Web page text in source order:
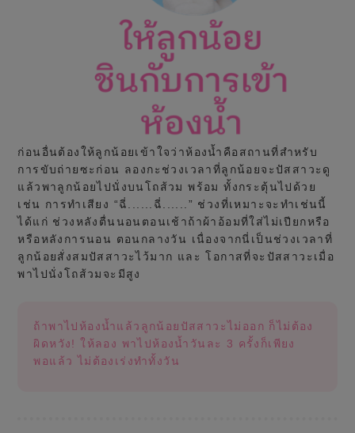
ก่อนอื่นต้องให้ลูกน้อยเข้าใจว่าห้องน้ำคือสถานที่สำหรับ
การขับถ่ายซะก่อน ลองกะช่วงเวลาที่ลูกน้อยจะปัสสาวะดู
แล้วพาลูกน้อยไปนั่งบนโถส้วม พร้อม ทั้งกระตุ้นไปด้วย
เช่น การทำเสียง “ฉี่......ฉี่......” ช่วงที่เหมาะจะทำเช่นนี้
ได้แก่ ช่วงหลังตื่นนอนตอนเช้าถ้าผ้าอ้อมที่ใส่ไม่เปียกหรือ
หรือหลังการนอน ตอนกลางวัน เนื่องจากนี่เป็นช่วงเวลาที่
ลูกน้อยสั่งสมปัสสาวะไว้มาก และ โอกาสที่จะปัสสาวะเมื่อ
พาไปนั่งโถส้วมจะมีสูง
ถ้าพาไปห้องน้ำแล้วลูกน้อยปัสสาวะไม่ออก ก็ไม่ต้อง
ผิดหวัง! ให้ลอง พาไปห้องน้ำวันละ 3 ครั้งก็เพียง
พอแล้ว ไม่ต้องเร่งทำทั้งวัน